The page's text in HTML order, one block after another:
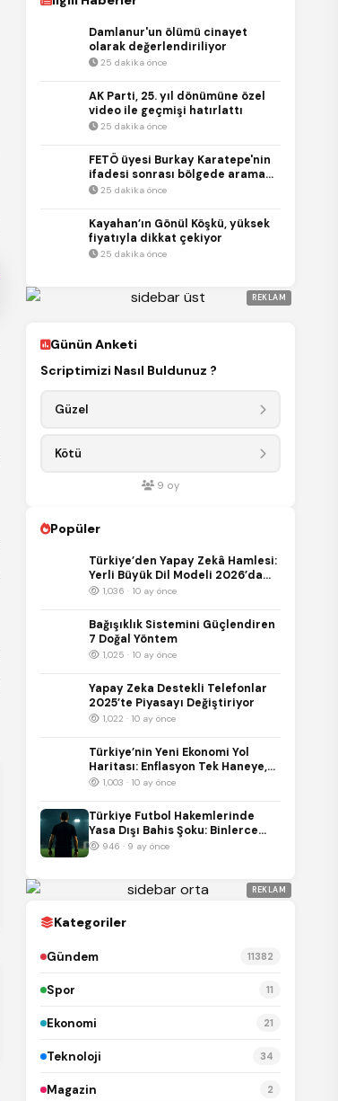
Damlanur'un ölümü cinayet
olarak değerlendiriliyor
25 dakika önce
AK Parti, 25. yıl dönümüne özel
video ile geçmişi hatırlattı
25 dakika önce
FETÖ üyesi Burkay Karatepe'nin
ifadesi sonrası bölgede arama
yapıldı
25 dakika önce
Kayahan’ın Gönül Köşkü, yüksek
fiyatıyla dikkat çekiyor
25 dakika önce
REKLAM
Günün Anketi
Scriptimizi Nasıl Buldunuz ?
Güzel
Kötü
9 oy
Popüler
Türkiye’den Yapay Zekâ Hamlesi:
Yerli Büyük Dil Modeli 2026’da
Kullanıma Sunulacak
1,036 · 10 ay önce
Bağışıklık Sistemini Güçlendiren
7 Doğal Yöntem
1,025 · 10 ay önce
Yapay Zeka Destekli Telefonlar
2025’te Piyasayı Değiştiriyor
1,022 · 10 ay önce
Türkiye’nin Yeni Ekonomi Yol
Haritası: Enflasyon Tek Haneye,
Büyüme %5’e Hedefleniyor
1,003 · 10 ay önce
Türkiye Futbol Hakemlerinde
Yasa Dışı Bahis Şoku: Binlerce
Bahis Kaydı İnceleniyor
946 · 9 ay önce
REKLAM
Kategoriler
Gündem 11382
Spor 11
Ekonomi 21
Teknoloji 34
Magazin 2